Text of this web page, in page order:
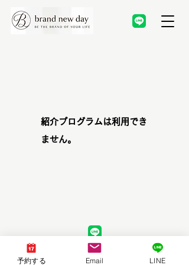
紹介プログラムは利用でき
ません。
特定商取引に基づく表記
予約する Email LINE